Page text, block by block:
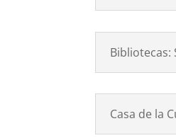
Bibliotecas:
Casa de la